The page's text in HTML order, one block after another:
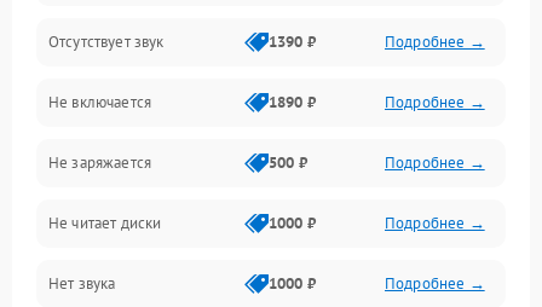
Диски и привод
Сеть и онлайн
Геймпады и аксессуары
Разъёмы и корпус
Питание и электрика
Отсутствует звук 1390 ₽ Подробнее →
Не включается 1890 ₽ Подробнее →
Не заряжается 500 ₽ Подробнее →
Не читает диски 1000 ₽ Подробнее →
Нет звука 1000 ₽ Подробнее →